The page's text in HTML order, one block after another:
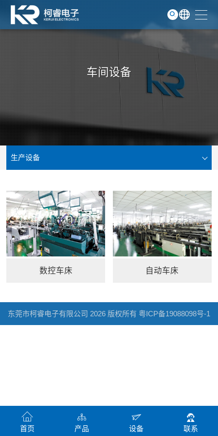
服务支持
关于我们
联系我们
GO
车间设备
生产设备
数控车床 自动车床
东莞市柯睿电子有限公司 2026 版权所有 粤ICP备19088098号-1
首页 产品 设备 联系